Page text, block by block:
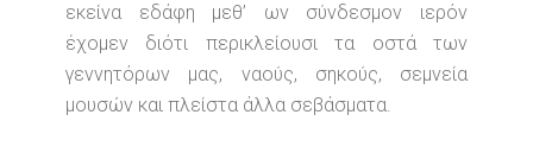
εκείνα εδάφη μεθ’ ων σύνδεσμον ιερόν
έχομεν διότι περικλείουσι τα οστά των
γεννητόρων μας, ναούς, σηκούς, σεμνεία
μουσών και πλείστα άλλα σεβάσματα.